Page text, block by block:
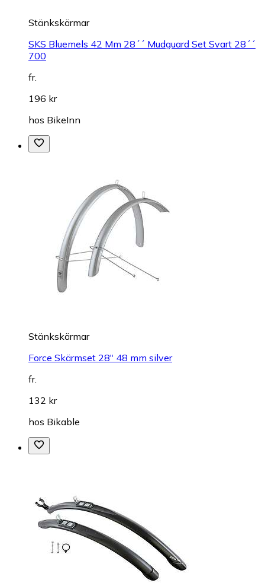
Stänkskärmar
SKS Bluemels 42 Mm 28´´ Mudguard Set Svart 28´´
700
fr.
196 kr
hos BikeInn
Stänkskärmar
Force Skärmset 28" 48 mm silver
fr.
132 kr
hos Bikable